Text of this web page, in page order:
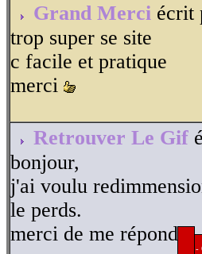
Grand Merci écrit
trop super se site
c facile et pratique
merci
Retrouver Le Gif
bonjour,
j'ai voulu
le perds.
merci de me répondre
-